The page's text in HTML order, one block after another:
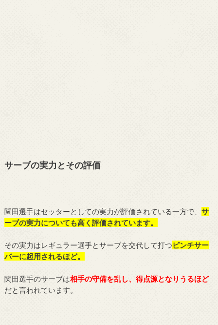
サーブの実力とその評価
関田選手はセッターとしての実力が評価されている一方で、 サ
ーブの実力についても高く評価されています。
その実力はレギュラー選手とサーブを交代して打つピンチサー
バーに起用されるほど。
関田選手のサーブは相手の守備を乱し、得点源となりうるほど
だと言われています。